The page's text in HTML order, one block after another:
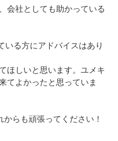
会社としても助かっている
いる方にアドバイスはあり
ほしいと思います。ユメキ
てよかったと思っていま
らも頑張ってください！